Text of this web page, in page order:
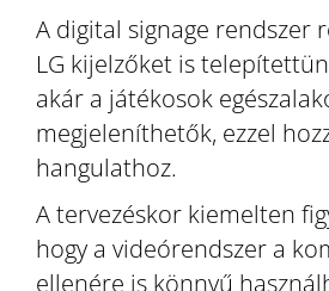
A digital signage rendszer
LG kijelzőket is
akár a játékosok
megjeleníthetők, ezzel
hangulathoz.
A tervezéskor kiemelten
hogy a videórendszer a
ellenére is könnyű